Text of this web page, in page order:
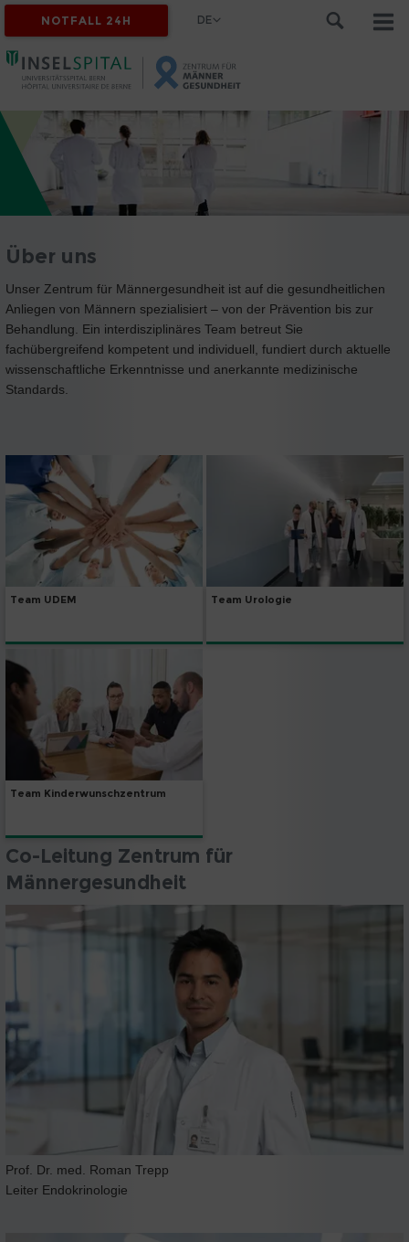
NOTFALL 24H DE
Über uns
Unser Zentrum für Männergesundheit ist auf die gesundheitlichen
Anliegen von Männern spezialisiert – von der Prävention bis zur
Behandlung. Ein interdisziplinäres Team betreut Sie
fachübergreifend kompetent und individuell, fundiert durch aktuelle
wissenschaftliche Erkenntnisse und anerkannte medizinische
Standards.
Team UDEM Team Urologie
Team Kinderwunschzentrum
Co-Leitung Zentrum für
Männergesundheit
Prof. Dr. med. Roman Trepp
Leiter Endokrinologie